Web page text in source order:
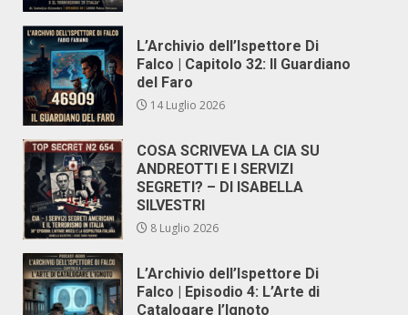
L’Archivio dell’Ispettore Di
Falco | Capitolo 32: Il Guardiano
del Faro
14 Luglio 2026
COSA SCRIVEVA LA CIA SU
ANDREOTTI E I SERVIZI
SEGRETI? – DI ISABELLA
SILVESTRI
8 Luglio 2026
L’Archivio dell’Ispettore Di
Falco | Episodio 4: L’Arte di
Catalogare l’Ignoto